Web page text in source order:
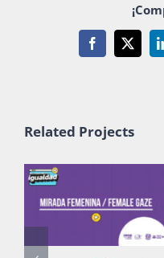
Facebook
X
Related Projects